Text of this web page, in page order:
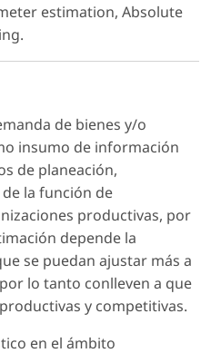
estimation, Absolute
de bienes y/o
insumo de información
de planeación,
la función de
productivas, por
depende la
se puedan ajustar más a
lo tanto conlleven a que
y competitivas.
en el ámbito